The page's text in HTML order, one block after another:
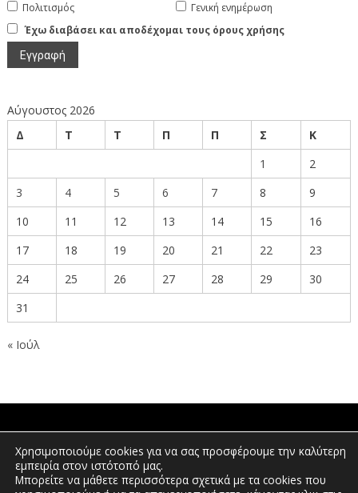
Πολιτισμός
Γενική ενημέρωση
Έχω διαβάσει και αποδέχομαι τους όρους χρήσης
Αύγουστος 2026
Δ
Τ Τ Π Π Σ
Κ
1
2
3
4 5 6 7 8
9
10
11 12 13 14 15
16
17
18 19 20 21 22
23
24
25 26 27 28 29
30
31
« Ιούλ
ΠΟΛΙΤΕΣ
Χρησιμοποιούμε cookies για να σας προσφέρουμε την καλύτερη
εμπειρία στον ιστότοπό μας.
Μπορείτε να μάθετε περισσότερα σχετικά με τα cookies που